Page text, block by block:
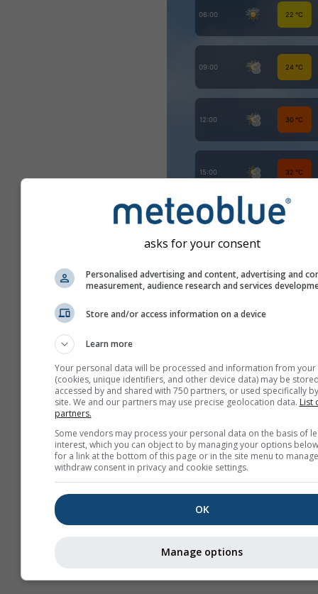
Create una nuova
Più informazioni
asks for your consent
Personalised advertising and content, advertising and
measurement, audience research and services
Store and/or access information on a device
Learn more
Your personal data will be processed and information from your
(cookies, unique identifiers, and other device data) may be
accessed by and shared with 750 partners, or used specifically
site. We and our partners may use precise geolocation data. List
partners.
Some vendors may process your personal data on the basis of
interest, which you can object to by managing your options
for a link at the bottom of this page or in the site menu to
withdraw consent in privacy and cookie settings.
OK
Manage options